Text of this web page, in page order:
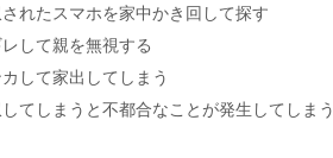
れたスマホを家中かき回して探す
して親を無視する
して家出してしまう
てしまうと不都合なことが発生してしまう